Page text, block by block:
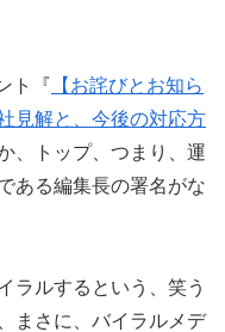
ト『 【お詫びとお知ら
見解と、今後の対応方
、トップ、つまり、運
ある編集長の署名がな
ラルするという、笑う
まさに、バイラルメデ